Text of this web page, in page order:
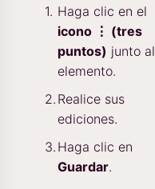
Haga clic en el
icono ⋮ (tres
puntos) junto al
elemento.
Realice sus
ediciones.
Haga clic en
Guardar.